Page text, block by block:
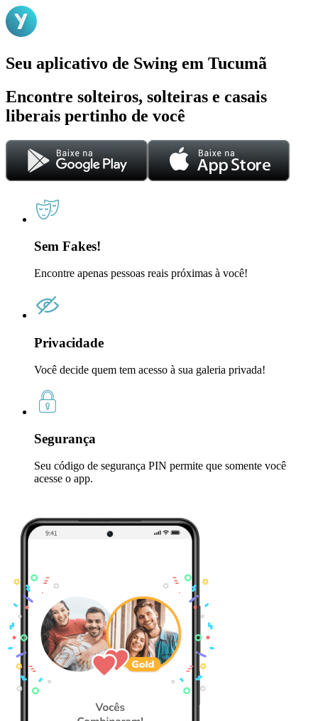
Seu aplicativo de Swing em Tucumã
Encontre solteiros, solteiras e casais
liberais pertinho de você
Sem Fakes!
Encontre apenas pessoas reais próximas à você!
Privacidade
Você decide quem tem acesso à sua galeria privada!
Segurança
Seu código de segurança PIN permite que somente você
acesse o app.